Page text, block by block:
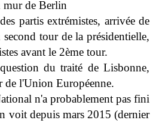
mur de Berlin
partis extrémistes, arrivée de
tour de la présidentielle,
avant le 2ème tour.
du traité de Lisbonne,
de l'Union Européenne.
n'a probablement pas fini
voit depuis mars 2015 (dernier